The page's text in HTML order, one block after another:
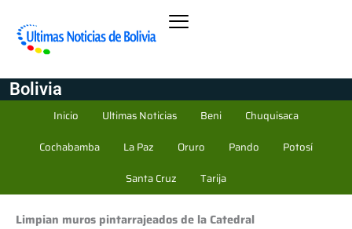
Bolivia
Inicio Ultimas Noticias Beni
Chuquisaca
Cochabamba
La Paz Oruro Pando
Potosí
Santa Cruz
Tarija
Limpian muros pintarrajeados de la Catedral